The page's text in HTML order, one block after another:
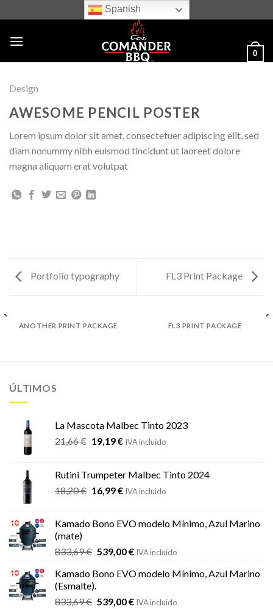
to
content
Spanish
0
Design
AWESOME PENCIL POSTER
Lorem ipsum dolor sit amet, consectetuer adipiscing elit, sed
diam nonummy nibh euismod tincidunt ut laoreet dolore
magna aliquam erat volutpat
Portfolio typography FL3 Print Package
ANOTHER PRINT PACKAGE FL3 PRINT PACKAGE
ÚLTIMOS
La Mascota Malbec Tinto 2023
21,66€ El
era:
21,66 €.
19,19€El
es:
19,19 €.
IVA incluido
Rutini Trumpeter Malbec Tinto 2024
18,20€ El
era:
16,99€El
es:
IVA incluido
Kamado Bono EVO modelo Mínimo, Azul Marino
(mate)
833,69€ El
original
era:
833,69 €.
539,00€El
actual
539,00 €.
IVA incluido
Kamado Bono EVO modelo Mínimo, Azul Marino
(Esmalte).
833,69€ El
539,00€ElIVA incluido